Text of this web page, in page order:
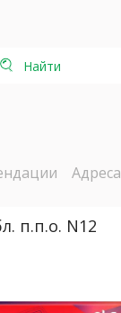
Найти
Адреса
п.п.о. N12